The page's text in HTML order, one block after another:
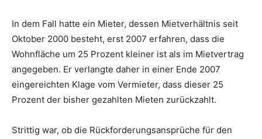
In dem Fall hatte ein Mieter, dessen Mietverhältnis seit
Oktober 2000 besteht, erst 2007 erfahren, dass die
Wohnfläche um 25 Prozent kleiner ist als im Mietvertrag
angegeben. Er verlangte daher in einer Ende 2007
eingereichten Klage vom Vermieter, dass dieser 25
Prozent der bisher gezahlten Mieten zurückzahlt.
Strittig war, ob die Rückforderungsansprüche für den